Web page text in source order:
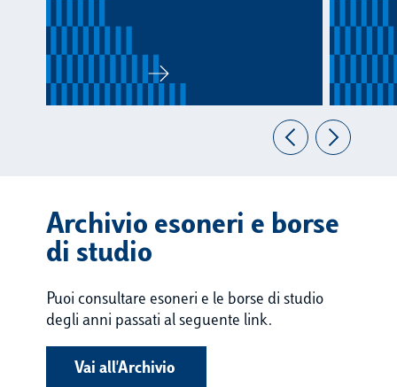
Archivio esoneri e borse
di studio
Puoi consultare esoneri e le borse di studio
degli anni passati al seguente link.
Vai all'Archivio